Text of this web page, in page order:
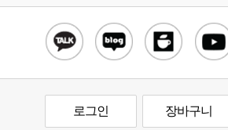
로그인 장바구니